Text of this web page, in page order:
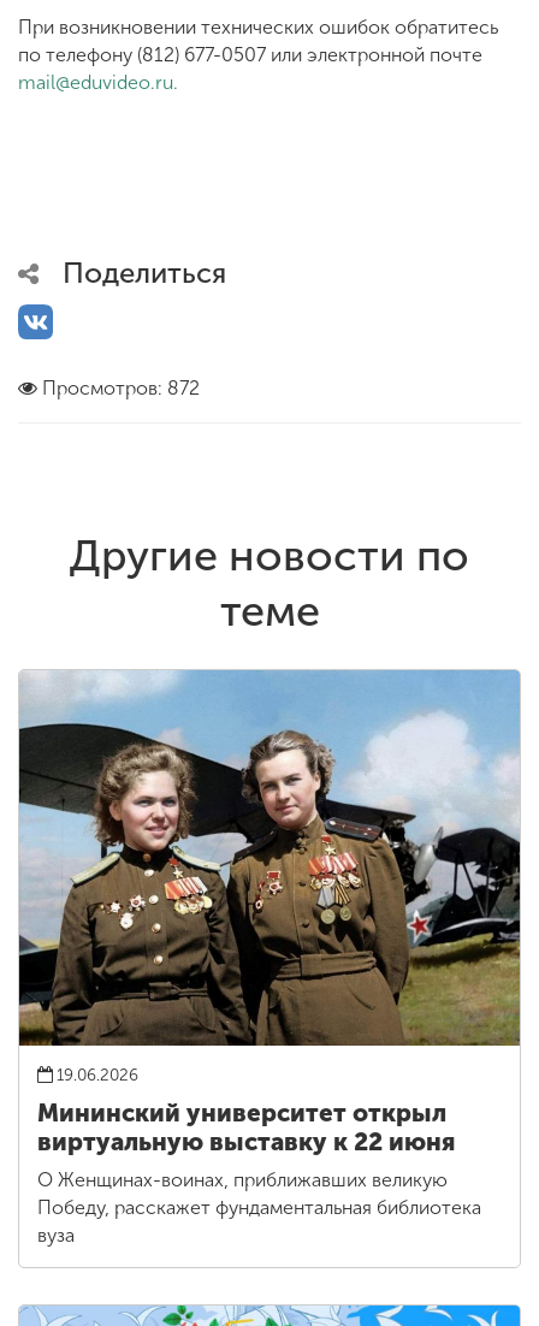
При возникновении технических ошибок обратитесь
по телефону (812) 677-0507 или электронной почте
mail@eduvideo.ru.
Поделиться
Просмотров: 872
Другие новости по
теме
19.06.2026
Мининский университет открыл
виртуальную выставку к 22 июня
О Женщинах-воинах, приближавших великую
Победу, расскажет фундаментальная библиотека
вуза